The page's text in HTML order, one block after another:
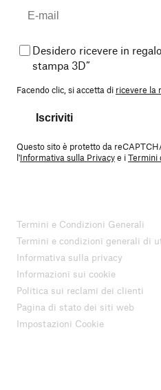
Desidero ricevere in
stampa 3D”
Facendo clic, si accetta di ricevere la
Iscriviti
Questo sito è protetto da
l'Informativa sulla Privacye iTermini
Termini e Condizioni Generali
Termini e condizioni generali di
Informativa sulla privacy
Informazioni sui cookie
Politica sui reclami dei clienti
Pagina di stato dei siti web
Impostazioni Cookie